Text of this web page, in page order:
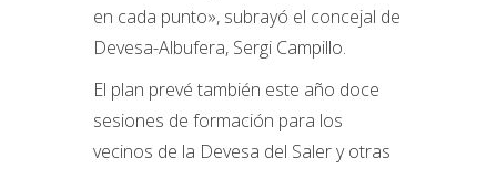
en cada punto», subrayó el concejal de
Devesa-Albufera, Sergi Campillo.
El plan prevé también este año doce
sesiones de formación para los
vecinos de la Devesa del Saler y otras